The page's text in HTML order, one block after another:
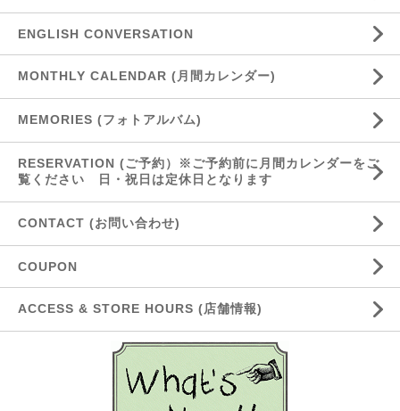
ENGLISH CONVERSATION
MONTHLY CALENDAR (月間カレンダー)
MEMORIES (フォトアルバム)
RESERVATION (ご予約）※ご予約前に月間カレンダーをご
覧ください 日・祝日は定休日となります
CONTACT (お問い合わせ)
COUPON
ACCESS & STORE HOURS (店舗情報)